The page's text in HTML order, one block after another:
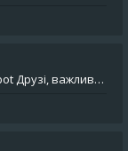
Звіти пишіть роботу @oceanfishbotbot Друзі, важливе повідомлення для учасників форума. Основне звернення опублікован